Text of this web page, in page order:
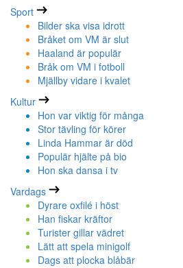
Sport
Bilder ska visa idrott
Bråket om VM är slut
Haaland är populär
Bråk om VM i fotboll
Mjällby vidare i kvalet
Kultur
Hon var viktig för många
Stor tävling för körer
Linda Hammar är död
Populär hjälte på bio
Hon ska dansa i tv
Vardags
Dyrare oxfilé i höst
Han fiskar kräftor
Turister gillar vädret
Lätt att spela minigolf
Dags att plocka blåbär